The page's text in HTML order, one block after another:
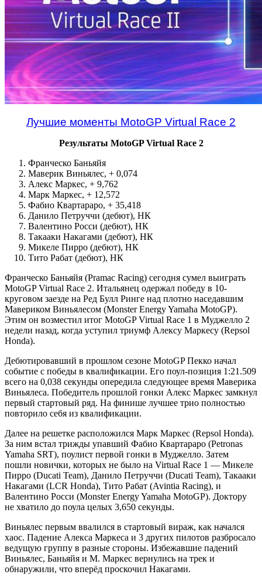
Лучшие моменты MotoGP Virtual Race 2
Результаты MotoGP Virtual Race 2
Франческо Баньяйя
Маверик Виньялес, + 0,074
Алекс Маркес, + 9,762
Марк Маркес, + 12,572
Фабио Квартараро, + 35,418
Данило Петруччи (дебют), НК
Валентино Росси (дебют), НК
Такааки Накагами (дебют), НК
Микеле Пирро (дебют), НК
Тито Рабат (дебют), НК
Франческо Баньяйя (Pramac Racing) сегодня сумел выиграть
MotoGP Virtual Race 2. Итальянец одержал победу в 10-
круговом заезде на Ред Булл Ринге над плотно наседавшим
Мавериком Виньялесом (Monster Energy Yamaha MotoGP).
Этим он возместил итог MotoGP Virtual Race 1 в Муджелло 2
недели назад, когда уступил триумф Алексу Маркесу (Repsol
Honda).
Дебютировавший в прошлом сезоне MotoGP Пекко начал
событие с победы в квалификации. Его поул-позиция 1:21.509
всего на 0,038 секунды опередила следующее время Маверика
Виньялеса. Победитель прошлой гонки Алекс Маркес замкнул
первый стартовый ряд. На финише лучшее трио полностью
повторило себя из квалификации.
Далее на решетке расположился Марк Маркес (Repsol Honda).
За ним встал трижды упавший Фабио Квартараро (Petronas
Yamaha SRT), поулист первой гонки в Муджелло. Затем
пошли новички, которых не было на Virtual Race 1 — Микеле
Пирро (Ducati Team), Данило Петруччи (Ducati Team), Такааки
Накагами (LCR Honda), Тито Рабат (Avintia Racing), и
Валентино Росси (Monster Energy Yamaha MotoGP). Доктору
не хватило до поула целых 3,650 секунды.
Виньялес первым ввалился в стартовый вираж, как начался
хаос. Падение Алекса Маркеса и 3 других пилотов разбросало
ведущую группу в разные стороны. Избежавшие падений
Виньялес, Баньяйя и М. Маркес вернулись на трек и
обнаружили, что вперёд проскочил Накагами.